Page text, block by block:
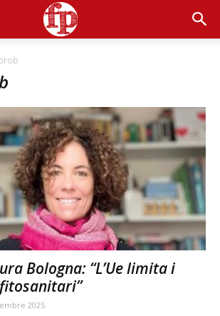
Bologna: “L’Ue limita i
2025